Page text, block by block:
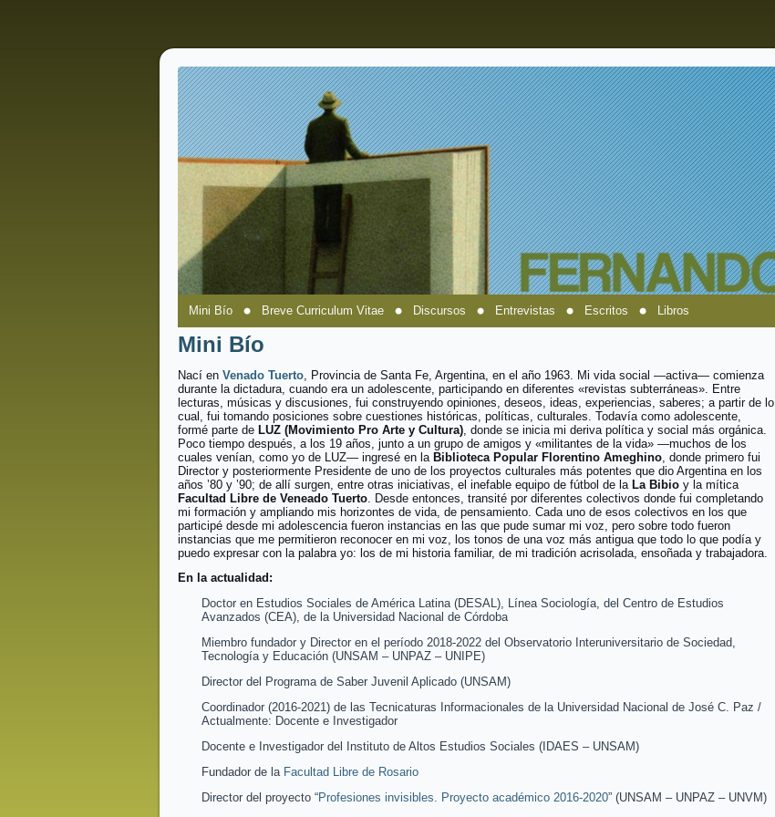
Mini Bío Breve Curriculum Vitae Discursos Entrevistas Escritos Libros
Mini Bío
Nací en Venado Tuerto, Provincia de Santa Fe, Argentina, en el año 1963. Mi vida social —activa— comienza
durante la dictadura, cuando era un adolescente, participando en diferentes «revistas subterráneas». Entre
lecturas, músicas y discusiones, fui construyendo opiniones, deseos, ideas, experiencias, saberes; a partir de lo
cual, fui tomando posiciones sobre cuestiones históricas, políticas, culturales. Todavía como adolescente,
formé parte de LUZ (Movimiento Pro Arte y Cultura), donde se inicia mi deriva política y social más orgánica.
Poco tiempo después, a los 19 años, junto a un grupo de amigos y «militantes de la vida» —muchos de los
cuales venían, como yo de LUZ— ingresé en la Biblioteca Popular Florentino Ameghino, donde primero fui
Director y posteriormente Presidente de uno de los proyectos culturales más potentes que dio Argentina en los
años ’80 y ’90; de allí surgen, entre otras iniciativas, el inefable equipo de fútbol de la La Bibio y la mítica
Facultad Libre de Veneado Tuerto. Desde entonces, transité por diferentes colectivos donde fui completando
mi formación y ampliando mis horizontes de vida, de pensamiento. Cada uno de esos colectivos en los que
participé desde mi adolescencia fueron instancias en las que pude sumar mi voz, pero sobre todo fueron
instancias que me permitieron reconocer en mi voz, los tonos de una voz más antigua que todo lo que podía y
puedo expresar con la palabra yo: los de mi historia familiar, de mi tradición acrisolada, ensoñada y trabajadora.
En la actualidad:
Doctor en Estudios Sociales de América Latina (DESAL), Línea Sociología, del Centro de Estudios
Avanzados (CEA), de la Universidad Nacional de Córdoba
Miembro fundador y Director en el período 2018-2022 del Observatorio Interuniversitario de Sociedad,
Tecnología y Educación (UNSAM – UNPAZ – UNIPE)
Director del Programa de Saber Juvenil Aplicado (UNSAM)
Coordinador (2016-2021) de las Tecnicaturas Informacionales de la Universidad Nacional de José C. Paz /
Actualmente: Docente e Investigador
Docente e Investigador del Instituto de Altos Estudios Sociales (IDAES – UNSAM)
Fundador de la Facultad Libre de Rosario
Director del proyecto “Profesiones invisibles. Proyecto académico 2016-2020” (UNSAM – UNPAZ – UNVM)